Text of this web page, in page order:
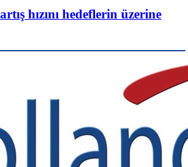
hızını hedeflerin üzerine